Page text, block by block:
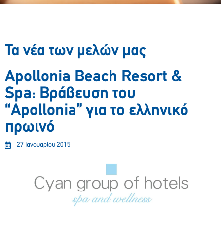
Τα νέα των μελών μας
Apollonia Beach Resort &
Spa: Βράβευση του
“Apollonia” για το ελληνικό
πρωινό
27 Ιανουαρίου 2015